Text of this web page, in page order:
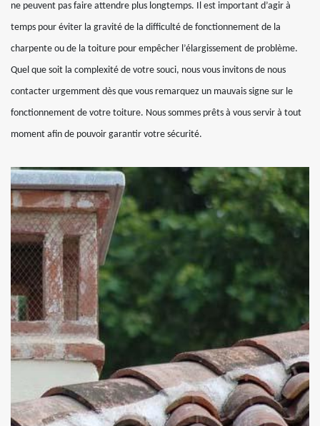
ne peuvent pas faire attendre plus longtemps. Il est important d’agir à
temps pour éviter la gravité de la difficulté de fonctionnement de la
charpente ou de la toiture pour empêcher l’élargissement de problème.
Quel que soit la complexité de votre souci, nous vous invitons de nous
contacter urgemment dès que vous remarquez un mauvais signe sur le
fonctionnement de votre toiture. Nous sommes prêts à vous servir à tout
moment afin de pouvoir garantir votre sécurité.